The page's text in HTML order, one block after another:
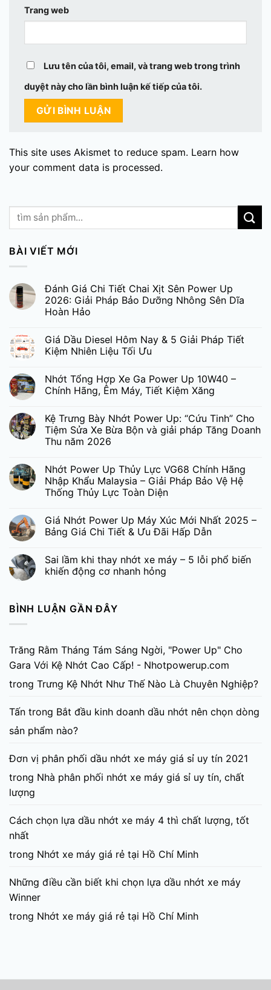
Trang web
Lưu tên của tôi, email, và trang web trong trình
duyệt này cho lần bình luận kế tiếp của tôi.
This site uses Akismet to reduce spam. Learn how
your comment data is processed.
BÀI VIẾT MỚI
Đánh Giá Chi Tiết Chai Xịt Sên Power Up
2026: Giải Pháp Bảo Dưỡng Nhông Sên Dĩa
Hoàn Hảo
Giá Dầu Diesel Hôm Nay & 5 Giải Pháp Tiết
Kiệm Nhiên Liệu Tối Ưu
Nhớt Tổng Hợp Xe Ga Power Up 10W40 –
Chính Hãng, Êm Máy, Tiết Kiệm Xăng
Kệ Trưng Bày Nhớt Power Up: “Cứu Tinh” Cho
Tiệm Sửa Xe Bừa Bộn và giải pháp Tăng Doanh
Thu năm 2026
Nhớt Power Up Thủy Lực VG68 Chính Hãng
Nhập Khẩu Malaysia – Giải Pháp Bảo Vệ Hệ
Thống Thủy Lực Toàn Diện
Giá Nhớt Power Up Máy Xúc Mới Nhất 2025 –
Bảng Giá Chi Tiết & Ưu Đãi Hấp Dẫn
Sai lầm khi thay nhớt xe máy – 5 lỗi phổ biến
khiến động cơ nhanh hỏng
BÌNH LUẬN GẦN ĐÂY
Trăng Rằm Tháng Tám Sáng Ngời, "Power Up" Cho
Gara Với Kệ Nhớt Cao Cấp! - Nhotpowerup.com
trong Trưng Kệ Nhớt Như Thế Nào Là Chuyên Nghiệp?
Tấn trong Bắt đầu kinh doanh dầu nhớt nên chọn dòng
sản phẩm nào?
Đơn vị phân phối dầu nhớt xe máy giá sỉ uy tín 2021
trong Nhà phân phối nhớt xe máy giá sỉ uy tín, chất
lượng
Cách chọn lựa dầu nhớt xe máy 4 thì chất lượng, tốt
nhất
trong Nhớt xe máy giá rẻ tại Hồ Chí Minh
Những điều cần biết khi chọn lựa dầu nhớt xe máy
Winner
trong Nhớt xe máy giá rẻ tại Hồ Chí Minh